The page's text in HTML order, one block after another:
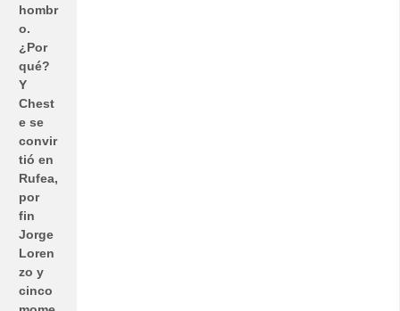
hombr
o.
¿Por
qué?
Y
Chest
e se
convir
tió en
Rufea,
por
fin
Jorge
Loren
zo y
cinco